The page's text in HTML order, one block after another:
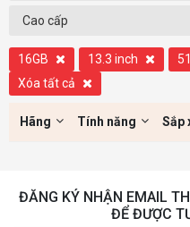
Cao cấp
16GB 13.3 inch
Xóa tất cả
Hãng Tính năng Sắp
ĐĂNG KÝ NHẬN EMAIL
ĐỂ ĐƯỢC